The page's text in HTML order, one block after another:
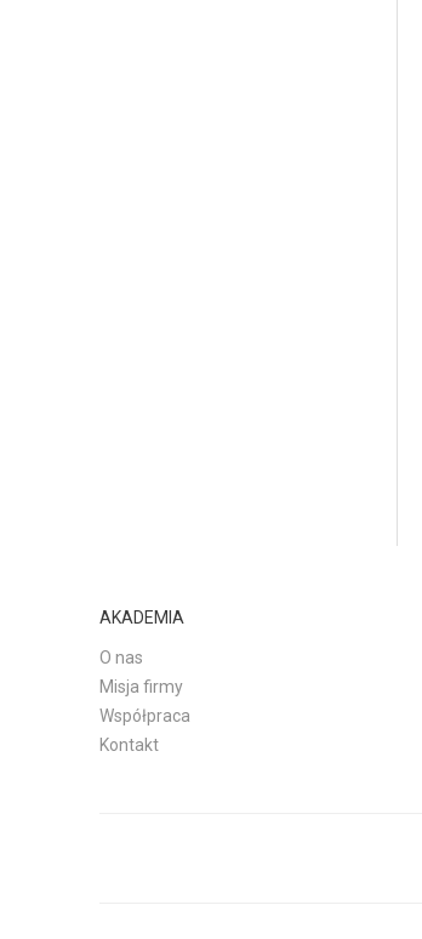
AKADEMIA
O nas
Misja firmy
Współpraca
Kontakt